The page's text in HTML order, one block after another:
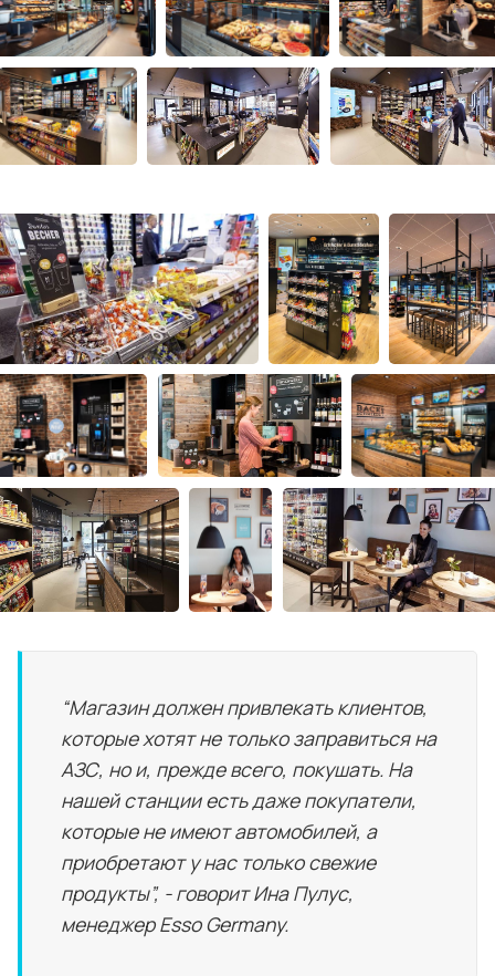
“Магазин должен привлекать клиентов,
которые хотят не только заправиться на
АЗС, но и, прежде всего, покушать. На
нашей станции есть даже покупатели,
которые не имеют автомобилей, а
приобретают у нас только свежие
продукты”, - говорит Ина Пулус,
менеджер Esso Germany.